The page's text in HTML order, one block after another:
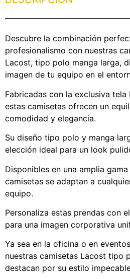
Descubre la combinación
profesionalismo con nuestras
Lacost, tipo polo manga larga,
imagen de tu equipo en el
Fabricadas con la exclusiva
estas camisetas ofrecen un
comodidad y elegancia.
Su diseño tipo polo y manga
elección ideal para un look
Disponibles en una amplia
camisetas se adaptan a
equipo.
Personaliza estas prendas con
para una imagen corporativa
Ya sea en la oficina o en
nuestras camisetas Lacost tipo
destacan por su estilo